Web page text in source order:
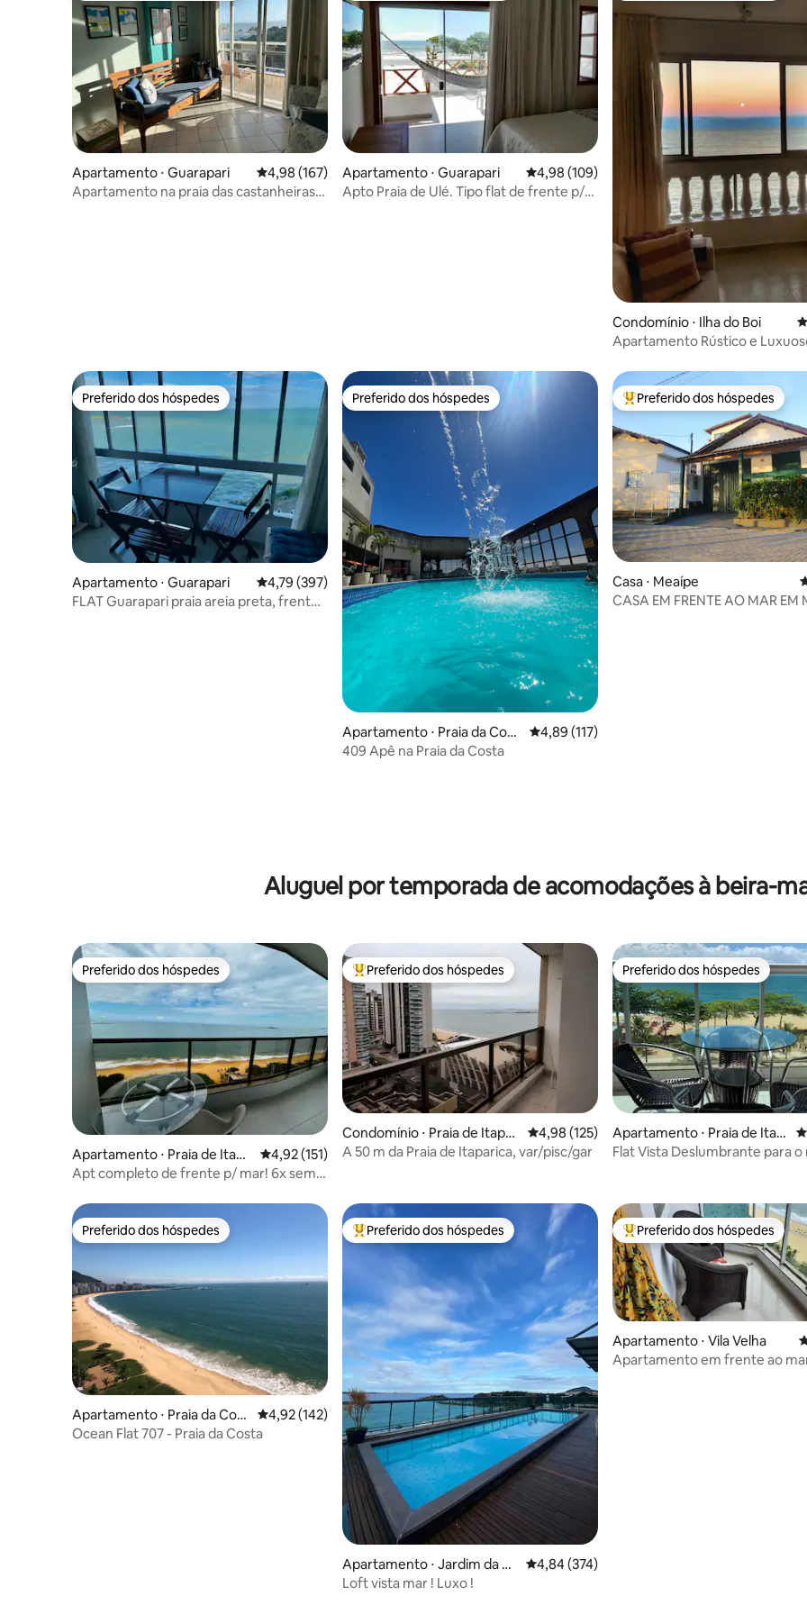
Apartamento ⋅ Guarapari 4,98 de uma avaliação média de 5, 167 avaliações
4,98 (167)
Apartamento na praia das castanheiras
Apartamento ⋅ Guarapari 4,98 de uma avaliação média de 5, 109
4,98 (109)
Apto Praia de Ulé. Tipo flat de frente p/
Condomínio ⋅ Ilha do Boi
Apartamento Rústico e
Preferido dos hóspedes
Preferido dos hóspedes
Apartamento ⋅ Guarapari 4,79 de uma avaliação média de 5, 397 avaliações
4,79 (397)
FLAT Guarapari praia areia preta, frente
Preferido dos hóspedes
Preferido dos hóspedes
Apartamento ⋅ Praia da Cost
a - Vila Velha
4,89 de uma avaliação média de 5, 117
4,89 (117)
409 Apê na Praia da Costa
Entre os melhores preferidos
Preferido dos hóspedes
Casa ⋅ Meaípe
CASA EM FRENTE AO MAR EM
Aluguel por temporada de acomodações à beira-
Preferido dos hóspedes
Preferido dos hóspedes
Apartamento ⋅ Praia de Itapa
rica
4,92 de uma avaliação média de 5, 151 avaliações
4,92 (151)
Apt completo de frente p/ mar! 6x sem
Entre os melhores preferidos dos hóspedes
Preferido dos hóspedes
Condomínio ⋅ Praia de Itapari
ca
4,98 de uma avaliação média de 5, 125
4,98 (125)
A 50 m da Praia de Itaparica, var/pisc/gar
Preferido dos hóspedes
Preferido dos hóspedes
Apartamento ⋅ Praia de Itap
arica
Flat Vista Deslumbrante para o
Preferido dos hóspedes
Preferido dos hóspedes
Apartamento ⋅ Praia da Cost
a
4,92 de uma avaliação média de 5, 142 avaliações
4,92 (142)
Ocean Flat 707 - Praia da Costa
Entre os melhores preferidos dos hóspedes
Preferido dos hóspedes
Apartamento ⋅ Jardim da Pe
nha
4,84 de uma avaliação média de 5, 374
4,84 (374)
Loft vista mar ! Luxo !
Entre os melhores preferidos
Preferido dos hóspedes
Apartamento ⋅ Vila Velha
Apartamento em frente ao